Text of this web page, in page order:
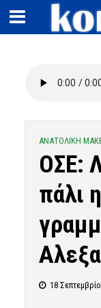
ΑΝΑΤΟΛΙΚΗ
ΟΣΕ:
πάλι
18